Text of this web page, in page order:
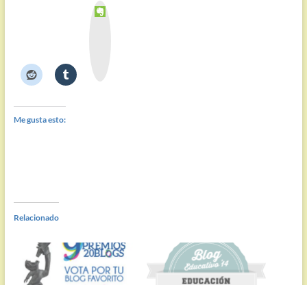
E
v
Me gusta esto:
Relacionado